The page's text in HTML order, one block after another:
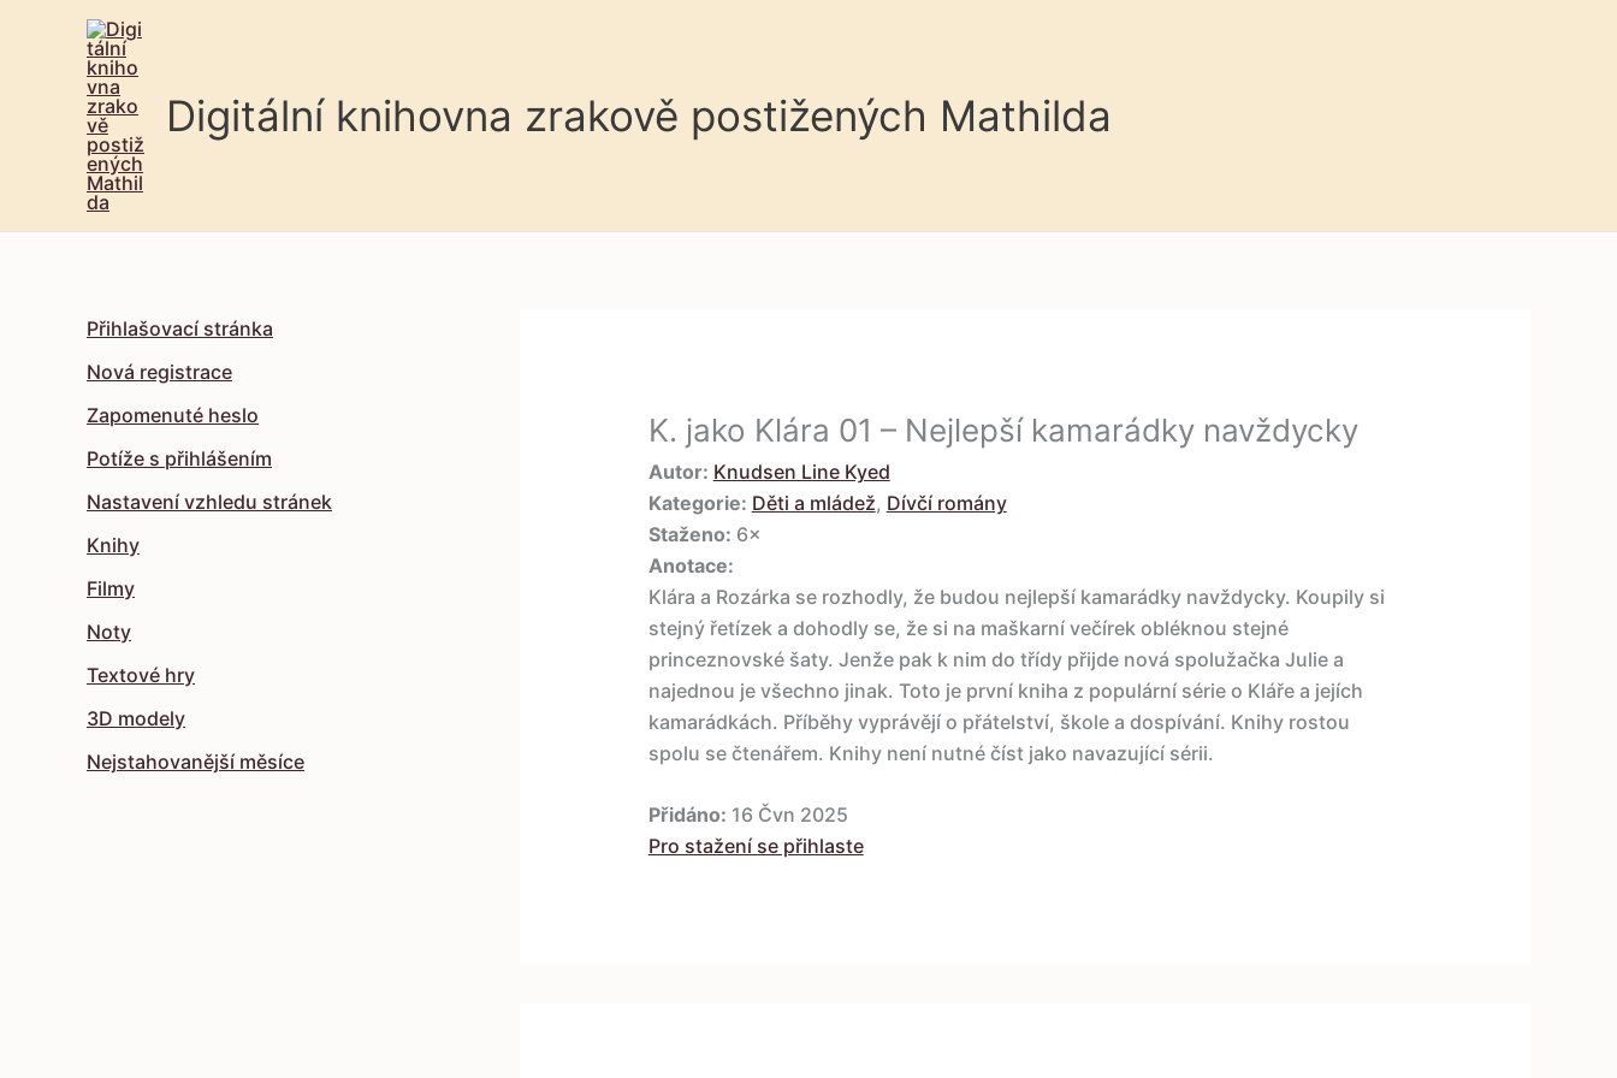
Digitální knihovna zrakově postižených Mathilda
Přihlašovací stránka
Nová registrace
Zapomenuté heslo
Potíže s přihlášením
Nastavení vzhledu stránek
Knihy
Filmy
Noty
Textové hry
3D modely
Nejstahovanější měsíce
K. jako Klára 01 – Nejlepší kamarádky navždycky
Autor: Knudsen Line Kyed
Kategorie: Děti a mládež, Dívčí romány
Staženo: 6×
Anotace:
Klára a Rozárka se rozhodly, že budou nejlepší kamarádky navždycky. Koupily si
stejný řetízek a dohodly se, že si na maškarní večírek obléknou stejné
princeznovské šaty. Jenže pak k nim do třídy přijde nová spolužačka Julie a
najednou je všechno jinak. Toto je první kniha z populární série o Kláře a jejích
kamarádkách. Příběhy vyprávějí o přátelství, škole a dospívání. Knihy rostou
spolu se čtenářem. Knihy není nutné číst jako navazující sérii.
Přidáno: 16 Čvn 2025
Pro stažení se přihlaste